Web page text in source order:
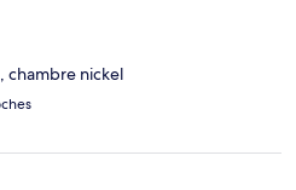
chambre nickel